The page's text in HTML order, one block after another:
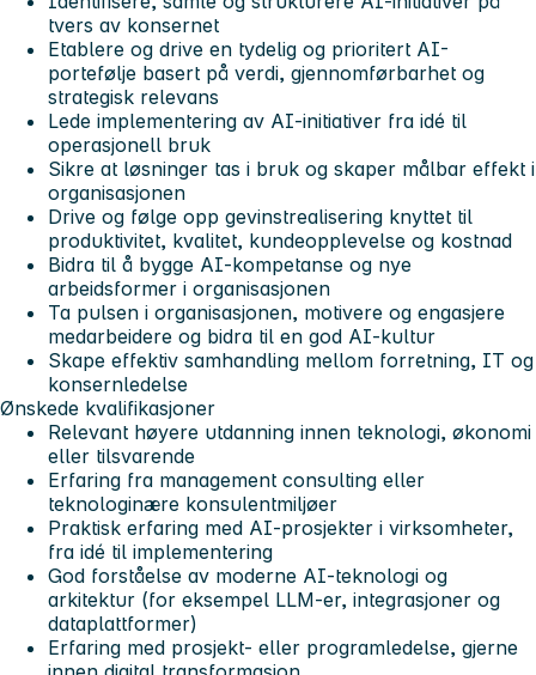
tvers av konsernet
Etablere og drive en tydelig og prioritert AI-
portefølje basert på verdi, gjennomførbarhet og
strategisk relevans
Lede implementering av AI-initiativer fra idé til
operasjonell bruk
Sikre at løsninger tas i bruk og skaper målbar effekt i
organisasjonen
Drive og følge opp gevinstrealisering knyttet til
produktivitet, kvalitet, kundeopplevelse og kostnad
Bidra til å bygge AI-kompetanse og nye
arbeidsformer i organisasjonen
Ta pulsen i organisasjonen, motivere og engasjere
medarbeidere og bidra til en god AI-kultur
Skape effektiv samhandling mellom forretning, IT og
konsernledelse
Ønskede kvalifikasjoner
Relevant høyere utdanning innen teknologi, økonomi
eller tilsvarende
Erfaring fra management consulting eller
teknologinære konsulentmiljøer
Praktisk erfaring med AI-prosjekter i virksomheter,
fra idé til implementering
God forståelse av moderne AI-teknologi og
arkitektur (for eksempel LLM-er, integrasjoner og
dataplattformer)
Erfaring med prosjekt- eller programledelse, gjerne